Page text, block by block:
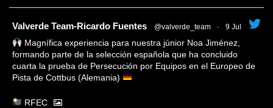
Valverde Team-Ricardo Fuentes @valverde_team · 9 Jul
Magnífica experiencia para nuestra júnior Noa Jiménez,
formando parte de la selección española que ha concluido
cuarta la prueba de Persecución por Equipos en el Europeo de
Pista de Cottbus (Alemania)
RFEC